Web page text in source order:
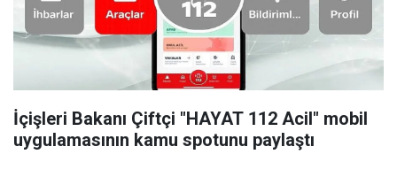
İçişleri Bakanı Çiftçi "HAYAT 112 Acil" mobil
uygulamasının kamu spotunu paylaştı